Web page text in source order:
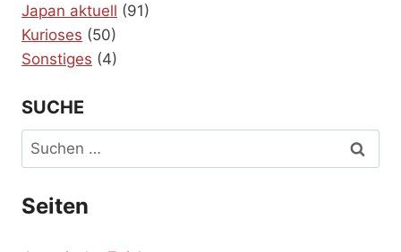
Japan aktuell (91)
Kurioses (50)
Sonstiges (4)
SUCHE
Suchen
nach:
Seiten